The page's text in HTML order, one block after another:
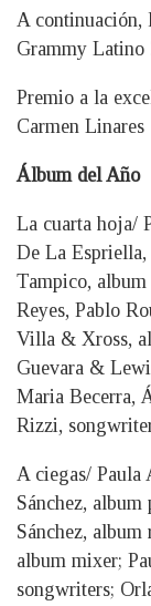
A continuación,
Grammy Latino
Premio a la
Carmen Linares
Álbum del Año
La cuarta hoja/
De La Espriella,
Tampico,
Reyes, Pablo
Villa & Xross,
Guevara &
Maria Becerra,
Rizzi,
A ciegas/ Paula
Sánchez,
Sánchez,
album mixer;
songwriters;